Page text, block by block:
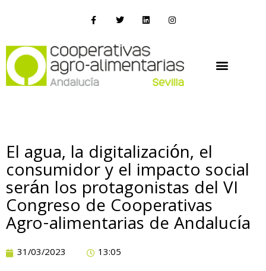
El agua, la digitalización, el
consumidor y el impacto social
serán los protagonistas del VI
Congreso de Cooperativas
Agro-alimentarias de Andalucía
31/03/2023
13:05